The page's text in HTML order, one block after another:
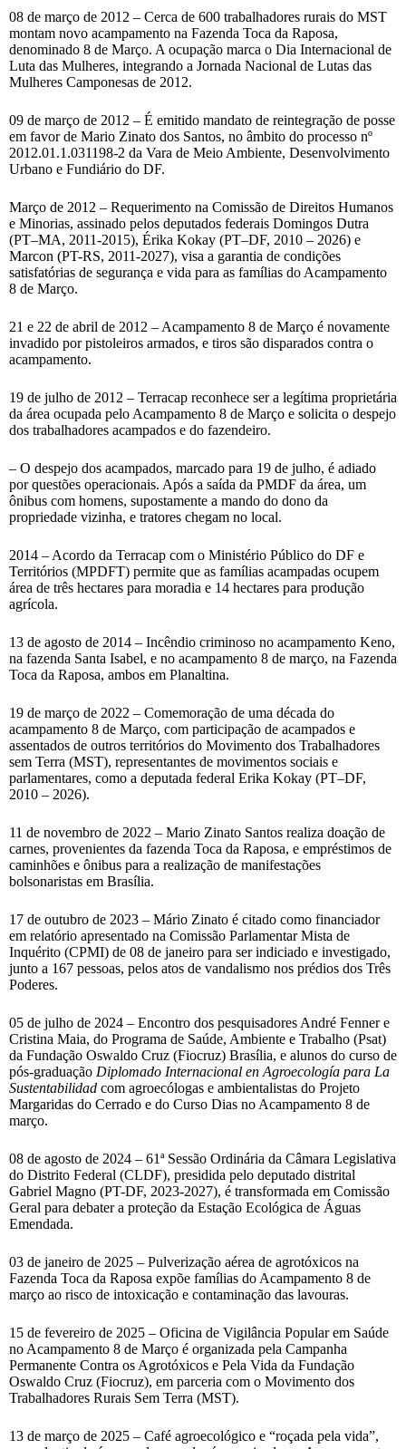
08 de março de 2012 – Cerca de 600 trabalhadores rurais do MST
montam novo acampamento na Fazenda Toca da Raposa,
denominado 8 de Março. A ocupação marca o Dia Internacional de
Luta das Mulheres, integrando a Jornada Nacional de Lutas das
Mulheres Camponesas de 2012.
09 de março de 2012 – É emitido mandato de reintegração de posse
em favor de Mario Zinato dos Santos, no âmbito do processo nº
2012.01.1.031198-2 da Vara de Meio Ambiente, Desenvolvimento
Urbano e Fundiário do DF.
Março de 2012 – Requerimento na Comissão de Direitos Humanos
e Minorias, assinado pelos deputados federais Domingos Dutra
(PT–MA, 2011-2015), Érika Kokay (PT–DF, 2010 – 2026) e
Marcon (PT-RS, 2011-2027), visa a garantia de condições
satisfatórias de segurança e vida para as famílias do Acampamento
8 de Março.
21 e 22 de abril de 2012 – Acampamento 8 de Março é novamente
invadido por pistoleiros armados, e tiros são disparados contra o
acampamento.
19 de julho de 2012 – Terracap reconhece ser a legítima proprietária
da área ocupada pelo Acampamento 8 de Março e solicita o despejo
dos trabalhadores acampados e do fazendeiro.
– O despejo dos acampados, marcado para 19 de julho, é adiado
por questões operacionais. Após a saída da PMDF da área, um
ônibus com homens, supostamente a mando do dono da
propriedade vizinha, e tratores chegam no local.
2014 – Acordo da Terracap com o Ministério Público do DF e
Territórios (MPDFT) permite que as famílias acampadas ocupem
área de três hectares para moradia e 14 hectares para produção
agrícola.
13 de agosto de 2014 – Incêndio criminoso no acampamento Keno,
na fazenda Santa Isabel, e no acampamento 8 de março, na Fazenda
Toca da Raposa, ambos em Planaltina.
19 de março de 2022 – Comemoração de uma década do
acampamento 8 de Março, com participação de acampados e
assentados de outros territórios do Movimento dos Trabalhadores
sem Terra (MST), representantes de movimentos sociais e
parlamentares, como a deputada federal Erika Kokay (PT–DF,
2010 – 2026).
11 de novembro de 2022 – Mario Zinato Santos realiza doação de
carnes, provenientes da fazenda Toca da Raposa, e empréstimos de
caminhões e ônibus para a realização de manifestações
bolsonaristas em Brasília.
17 de outubro de 2023 – Mário Zinato é citado como financiador
em relatório apresentado na Comissão Parlamentar Mista de
Inquérito (CPMI) de 08 de janeiro para ser indiciado e investigado,
junto a 167 pessoas, pelos atos de vandalismo nos prédios dos Três
Poderes.
05 de julho de 2024 – Encontro dos pesquisadores André Fenner e
Cristina Maia, do Programa de Saúde, Ambiente e Trabalho (Psat)
da Fundação Oswaldo Cruz (Fiocruz) Brasília, e alunos do curso de
pós-graduação Diplomado Internacional en Agroecología para La
Sustentabilidad com agroecólogas e ambientalistas do Projeto
Margaridas do Cerrado e do Curso Dias no Acampamento 8 de
março.
08 de agosto de 2024 – 61ª Sessão Ordinária da Câmara Legislativa
do Distrito Federal (CLDF), presidida pelo deputado distrital
Gabriel Magno (PT-DF, 2023-2027), é transformada em Comissão
Geral para debater a proteção da Estação Ecológica de Águas
Emendada.
03 de janeiro de 2025 – Pulverização aérea de agrotóxicos na
Fazenda Toca da Raposa expõe famílias do Acampamento 8 de
março ao risco de intoxicação e contaminação das lavouras.
15 de fevereiro de 2025 – Oficina de Vigilância Popular em Saúde
no Acampamento 8 de Março é organizada pela Campanha
Permanente Contra os Agrotóxicos e Pela Vida da Fundação
Oswaldo Cruz (Fiocruz), em parceria com o Movimento dos
Trabalhadores Rurais Sem Terra (MST).
13 de março de 2025 – Café agroecológico e “roçada pela vida”,